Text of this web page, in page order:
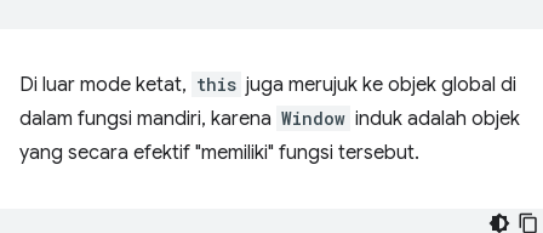
Di luar mode ketat, this juga merujuk ke objek global di
dalam fungsi mandiri, karena Window induk adalah objek
yang secara efektif "memiliki" fungsi tersebut.